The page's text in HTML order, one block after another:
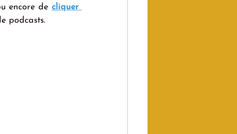
encore de cliquer
podcasts.